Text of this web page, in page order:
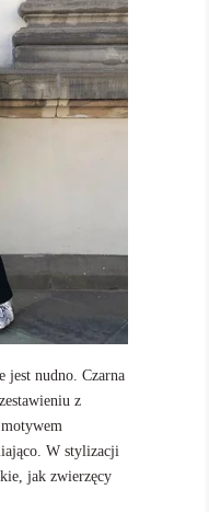
nudno. Czarna
z
W stylizacji
jak zwierzęcy